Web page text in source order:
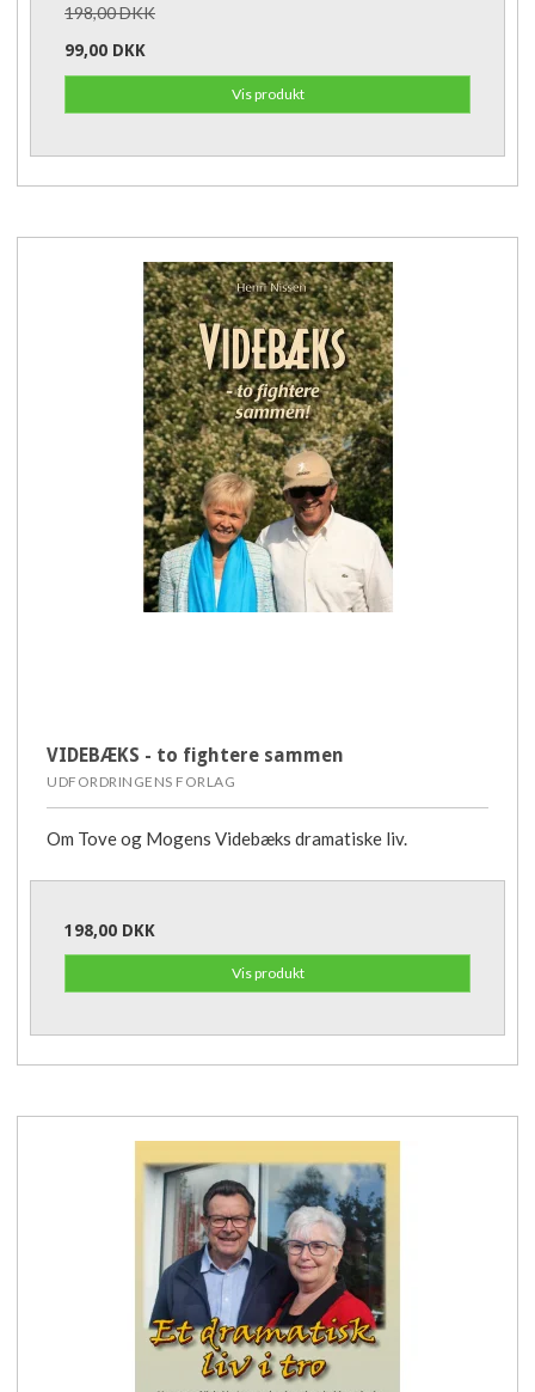
198,00 DKK
99,00 DKK
Vis produkt
VIDEBÆKS - to fightere sammen
UDFORDRINGENS FORLAG
Om Tove og Mogens Videbæks dramatiske liv.
198,00 DKK
Vis produkt